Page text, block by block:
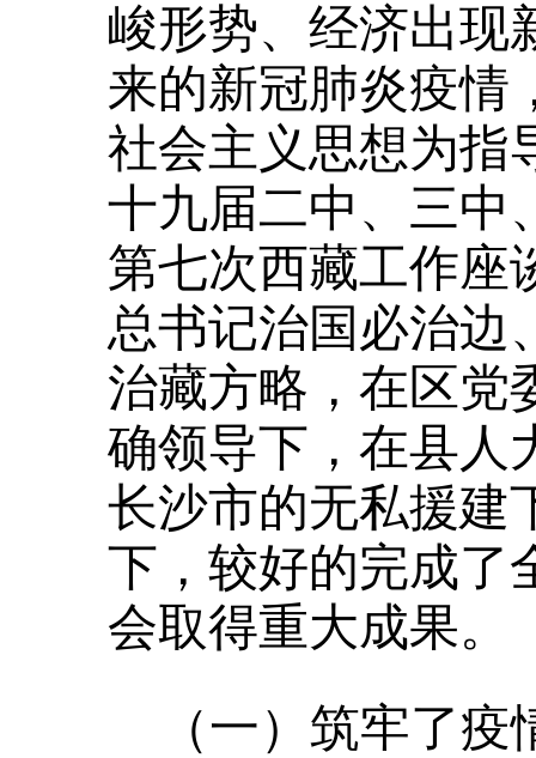
峻形势、经济出现
来的新冠肺炎疫情
社会主义思想为指
十九届二中、三中
第七次西藏工作座
总书记治国必治边
治藏方略，在区党
确领导下，在县人
长沙市的无私援建
下，较好的完成了
会取得重大成果。
（一）筑牢了疫